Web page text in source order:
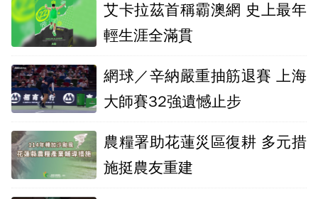
艾卡拉茲首稱霸澳網 史上最年
輕生涯全滿貫
網球／辛納嚴重抽筋退賽 上海
大師賽32強遺憾止步
農糧署助花蓮災區復耕 多元措
施挺農友重建